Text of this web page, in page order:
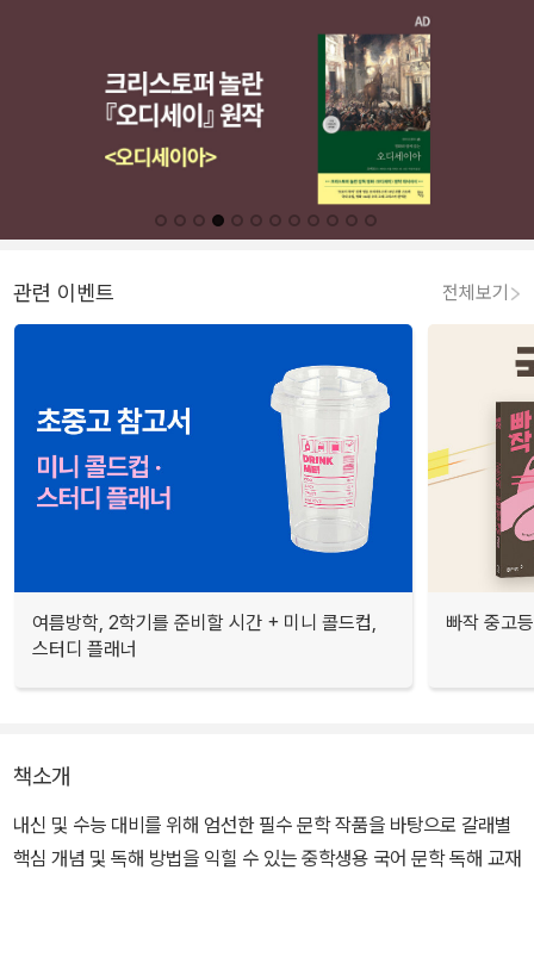
관련 이벤트 전체보기
여름방학, 2학기를 준비할 시간 + 미니 콜드컵,
스터디 플래너
빠작 중고
책소개
내신 및 수능 대비를 위해 엄선한 필수 문학 작품을 바탕으로 갈래별
핵심 개념 및 독해 방법을 익힐 수 있는 중학생용 국어 문학 독해 교재